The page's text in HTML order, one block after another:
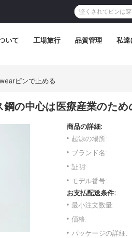
いて 工場旅行 品質管理 私達
ピンで止める
の中心は医療産業のた
商品の詳細:
起源の場所:
ブランド名:
証明:
モデル番号:
お支払配送条件:
最小注文数量:
価格:
パッケージの詳細: